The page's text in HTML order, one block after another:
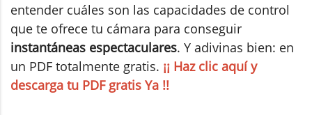
entender cuáles son las capacidades de control
que te ofrece tu cámara para conseguir
instantáneas espectaculares. Y adivinas bien: en
un PDF totalmente gratis. ¡¡ Haz clic aquí y
descarga tu PDF gratis Ya !!